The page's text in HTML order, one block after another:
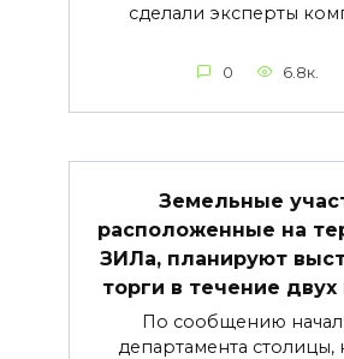
сделали эксперты
0 6.8к.
Земельные
расположенные на
ЗИЛа, планируют
торги в течение
По сообщению
департамента столицы,